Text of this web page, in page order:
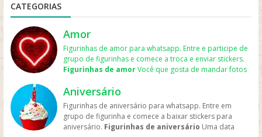
CATEGORIAS
Amor
Figurinhas de amor para whatsapp. Entre e participe de
grupo de figurinhas e comece a troca e enviar stickers.
Figurinhas de amorVocê que gosta de mandar fotos
ainda seu sentimento. Aqui há
whatsapp
os grupos sobre tudo relacionado a
namoro, aquele crush que você gosta e ama. Amar uma
pessoa é algo muito bom principalmente quando essa
pessoa também tem o mesmo sentimento. Mostre todo
Aniversário
Figurinhas de aniversário para whatsapp. Entre em
grupo de figurinha e comece a baixar stickers para
aniversário. Figurinhas de aniversário Uma data